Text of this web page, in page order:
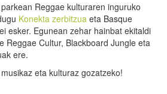
Reggae kulturaren inguruko
Konekta zerbitzua eta Basque
esker. Egunean zehar hainbat ekitaldi
Reggae Cultur, Blackboard Jungle eta
ere.
eta kulturaz gozatzeko!